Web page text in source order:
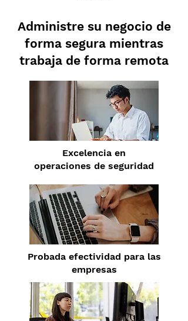
Administre su negocio de
forma segura mientras
trabaja de forma remota
Excelencia en
operaciones de seguridad
Probada efectividad para las
empresas